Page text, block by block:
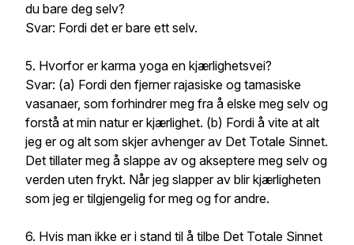
du bare deg selv?
Svar: Fordi det er bare ett selv.
5. Hvorfor er karma yoga en kjærlighetsvei?
Svar: (a) Fordi den fjerner rajasiske og tamasiske
vasanaer, som forhindrer meg fra å elske meg selv og
forstå at min natur er kjærlighet. (b) Fordi å vite at alt
jeg er og alt som skjer avhenger av Det Totale Sinnet.
Det tillater meg å slappe av og akseptere meg selv og
verden uten frykt. Når jeg slapper av blir kjærligheten
som jeg er tilgjengelig for meg og for andre.
6. Hvis man ikke er i stand til å tilbe Det Totale Sinnet